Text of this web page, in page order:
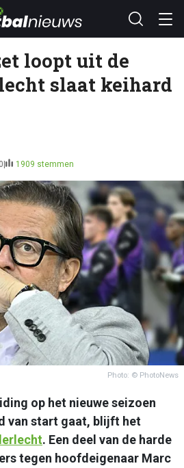
loopt uit de
slaat keihard
1909 stemmen
Photo: © PhotoNews
op het nieuwe seizoen
van start gaat, blijft het
. Een deel van de harde
tegen hoofdeigenaar Marc